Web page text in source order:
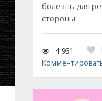
болезнь для
стороны.
4 931